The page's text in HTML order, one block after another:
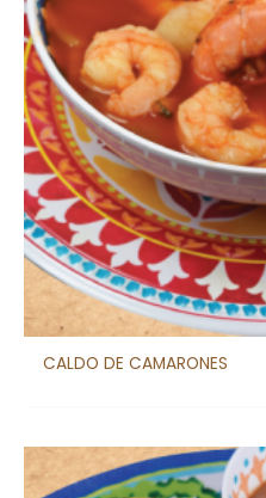
CALDO DE CAMARONES